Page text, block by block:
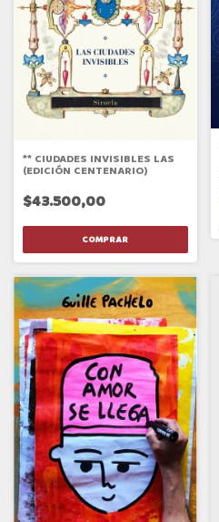
** CIUDADES INVISIBLES LAS
(EDICIÓN CENTENARIO)
$43.500,00